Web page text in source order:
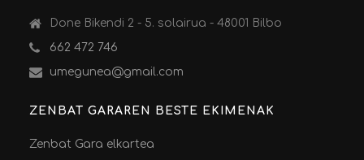
Done Bikendi 2 - 5. solairua - 48001 Bilbo
662 472 746
umegunea@gmail.com
ZENBAT GARAREN BESTE EKIMENAK
Zenbat Gara elkartea